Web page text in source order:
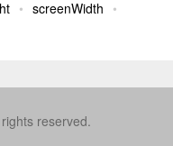
screenWidth
reserved.